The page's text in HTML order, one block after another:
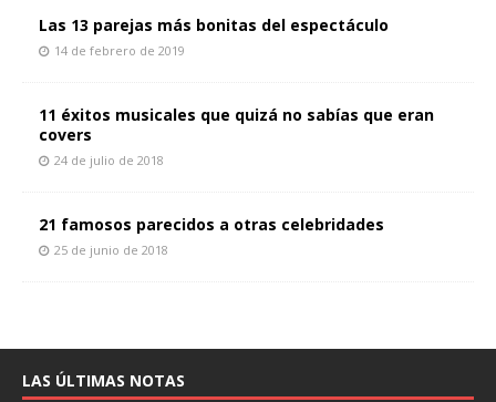
Las 13 parejas más bonitas del espectáculo
14 de febrero de 2019
11 éxitos musicales que quizá no sabías que eran
covers
24 de julio de 2018
21 famosos parecidos a otras celebridades
25 de junio de 2018
LAS ÚLTIMAS NOTAS